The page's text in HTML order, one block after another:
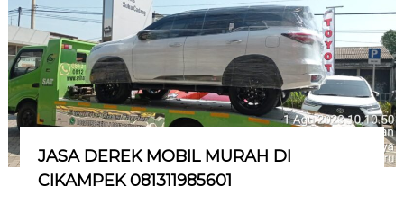
I
M
P
E
K
0
1
1
JASA DEREK MOBIL MURAH DI
CIKAMPEK 081311985601